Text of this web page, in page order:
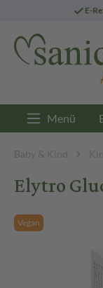
E-
Menü
Baby & Kind
Elytro
Vegan